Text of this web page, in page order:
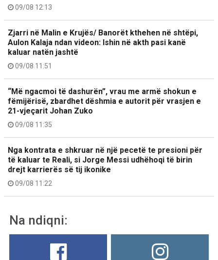
09/08 12:13
Zjarri në Malin e Krujës/ Banorët kthehen në shtëpi,
Aulon Kalaja ndan videon: Ishin në akth pasi kanë
kaluar natën jashtë
09/08 11:51
“Më ngacmoi të dashurën”, vrau me armë shokun e
fëmijërisë, zbardhet dëshmia e autorit për vrasjen e
21-vjeçarit Johan Zuko
09/08 11:35
Nga kontrata e shkruar në një pecetë te presioni për
të kaluar te Reali, si Jorge Messi udhëhoqi të birin
drejt karrierës së tij ikonike
09/08 11:22
Na ndiqni: